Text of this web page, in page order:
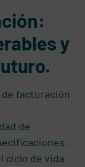
y
facturación
de
ciclo de vida